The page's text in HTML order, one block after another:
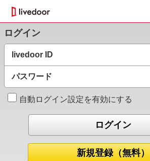
ログイン
livedoor ID
パスワード
自動ログイン設定を有効にする
新規登録（無料）